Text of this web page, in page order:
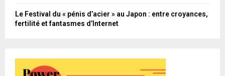
Le Festival du « pénis d’acier » au Japon : entre croyances,
fertilité et fantasmes d’Internet